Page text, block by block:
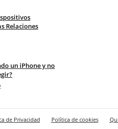
Relaciones
un iPhone y no
de Privacidad Política de cookies